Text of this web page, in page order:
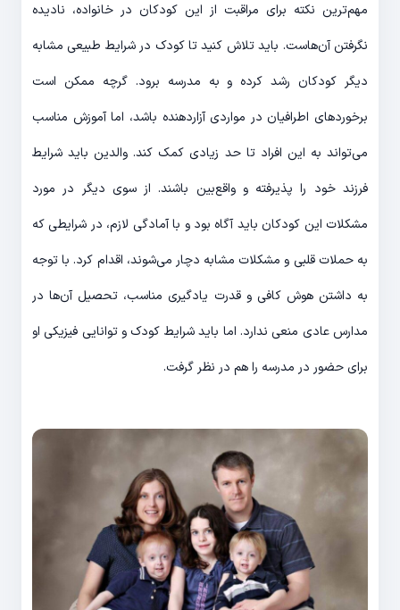
مهم‌ترین نکته برای مراقبت از این کودکان در خانواده، نادیده
نگرفتن آن‌هاست. باید تلاش کنید تا کودک در شرایط طبیعی مشابه
دیگر کودکان رشد کرده و به مدرسه برود. گرچه ممکن است
برخوردهای اطرافیان در مواردی آزاردهنده باشد، اما آموزش مناسب
می‌تواند به این افراد تا حد زیادی کمک کند. والدین باید شرایط
فرزند خود را پذیرفته و واقع‌بین باشند. از سوی دیگر در مورد
مشکلات این کودکان باید آگاه بود و با آمادگی لازم، در شرایطی که
به حملات قلبی و مشکلات مشابه دچار می‌شوند، اقدام کرد. با توجه
به داشتن هوش کافی و قدرت یادگیری مناسب، تحصیل آن‌ها در
مدارس عادی منعی ندارد. اما باید شرایط کودک و توانایی فیزیکی او
برای حضور در مدرسه را هم در نظر گرفت.